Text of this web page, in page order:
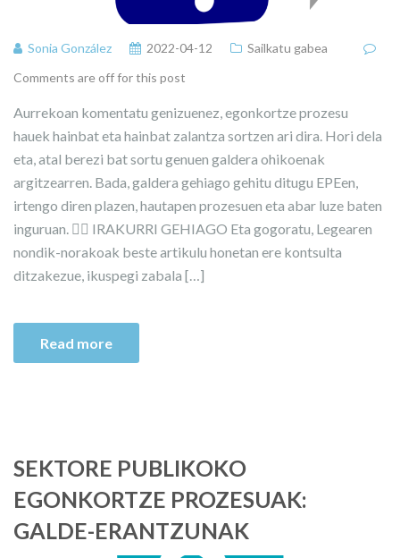
Sonia González 2022-04-12
Sailkatu gabea
Comments are off for this post
Aurrekoan komentatu genizuenez, egonkortze prozesu
hauek hainbat eta hainbat zalantza sortzen ari dira. Hori dela
eta, atal berezi bat sortu genuen galdera ohikoenak
argitzearren. Bada, galdera gehiago gehitu ditugu EPEen,
irtengo diren plazen, hautapen prozesuen eta abar luze baten
inguruan. 👉🏼 IRAKURRI GEHIAGO Eta gogoratu, Legearen
nondik-norakoak beste artikulu honetan ere kontsulta
ditzakezue, ikuspegi zabala […]
Read more
SEKTORE PUBLIKOKO
EGONKORTZE PROZESUAK:
GALDE-ERANTZUNAK